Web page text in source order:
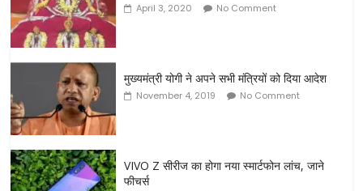
April 3, 2020 No Comment
मुख्यमंत्री योगी ने अपने सभी मंत्रियों को दिया आदेश
November 4, 2019 No Comment
VIVO Z सीरीज का होगा नया स्मार्टफोन लांच, जाने
फीचर्स